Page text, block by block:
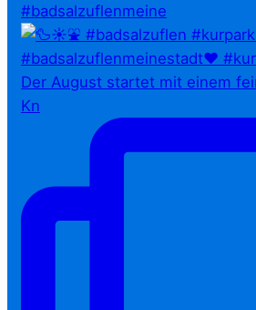
#badsalzuflenmeine
Der August startet mit einem
Kn